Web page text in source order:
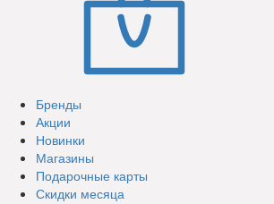
Бренды
Акции
Новинки
Магазины
Подарочные карты
Скидки месяца